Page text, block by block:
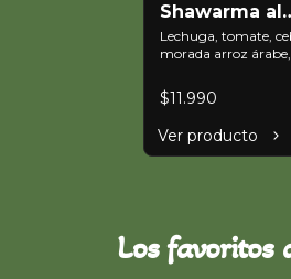
Shawarma al
plato
Lechuga, tomate,
morada arroz árabe,
Árabe blanca.
$11.990
Ver producto
Los favoritos